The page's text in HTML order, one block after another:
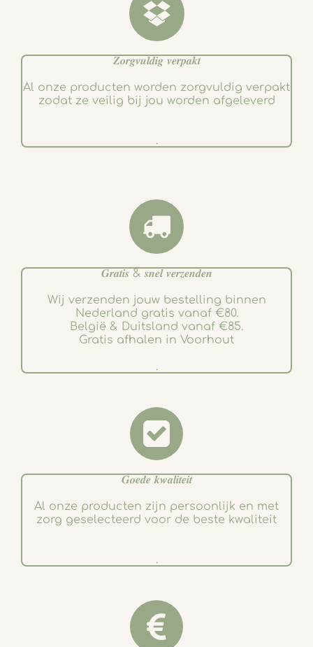
𝒁𝒐𝒓𝒈𝒗𝒖𝒍𝒅𝒊𝒈 𝒗𝒆𝒓𝒑𝒂𝒌𝒕
Al onze producten worden zorgvuldig verpakt
zodat ze veilig bij jou worden afgeleverd
.
𝑮𝒓𝒂𝒕𝒊𝒔 & 𝒔𝒏𝒆𝒍 𝒗𝒆𝒓𝒛𝒆𝒏𝒅𝒆𝒏
Wij verzenden jouw bestelling binnen
Nederland gratis vanaf €80.
België & Duitsland vanaf €85.
Gratis afhalen in Voorhout
.
𝑮𝒐𝒆𝒅𝒆 𝒌𝒘𝒂𝒍𝒊𝒕𝒆𝒊𝒕
Al onze producten zijn persoonlijk en met
zorg geselecteerd voor de beste kwaliteit
.